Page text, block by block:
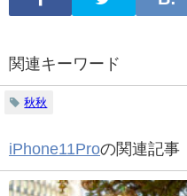
関連キーワード
秋秋
iPhone11Proの関連記事